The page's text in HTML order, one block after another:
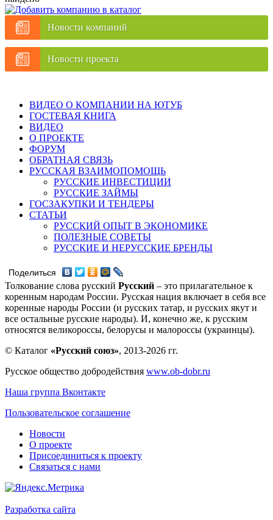
Новости компаний
Новости проекта
ВИДЕО О КОМПАНИИ НА ЮТУБ
ГОСТЕВАЯ КНИГА
ВИДЕО
О ПРОЕКТЕ
ФОРУМ
ОБРАТНАЯ СВЯЗЬ
РУССКАЯ ВЗАИМОПОМОЩЬ
РУССКИЕ ИНВЕСТИЦИИ
РУССКИЕ ЗАЙМЫ
ГОСЗАКУПКИ И ТЕНДЕРЫ
СТАТЬИ
РУССКИЙ ОПЫТ В ЭКОНОМИКЕ
ПОЛЕЗНЫЕ СОВЕТЫ
РУССКИЕ И НЕРУССКИЕ БРЕНДЫ
Поделиться
Толкование слова русский Русский – это прилагательное к
коренным народам России. Русская нация включает в себя все
коренные народы России (и русских татар, и русских якут и
все остальные русские народы). И, конечно же, к русским
относятся великороссы, белорусы и малороссы (украинцы).
© Каталог «Русский союз», 2013-2026 гг.
Русское общество добродействия www.ob-dobr.ru
Наша группа Вконтакте
Пользовательское соглашение
Новости
О проекте
Присоединиться к проекту
Связаться с нами
Разработка сайта